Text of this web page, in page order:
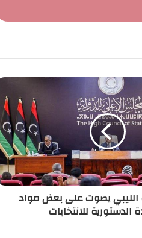
يصوت على بعض مواد
الدستورية للانتخابات